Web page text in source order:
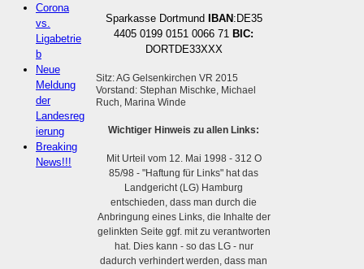
Corona
vs.
Ligabetrie
b
Neue
Meldung
der
Landesreg
ierung
Breaking
News!!!
Sparkasse Dortmund IBAN :DE35
4405 0199 0151 0066 71 BIC:
DORTDE33XXX
Sitz: AG Gelsenkirchen VR 2015
Vorstand: Stephan Mischke, Michael
Ruch, Marina Winde
Wichtiger Hinweis zu allen Links:
Mit Urteil vom 12. Mai 1998 - 312 O
85/98 - "Haftung für Links" hat das
Landgericht (LG) Hamburg
entschieden, dass man durch die
Anbringung eines Links, die Inhalte der
gelinkten Seite ggf. mit zu verantworten
hat. Dies kann - so das LG - nur
dadurch verhindert werden, dass man